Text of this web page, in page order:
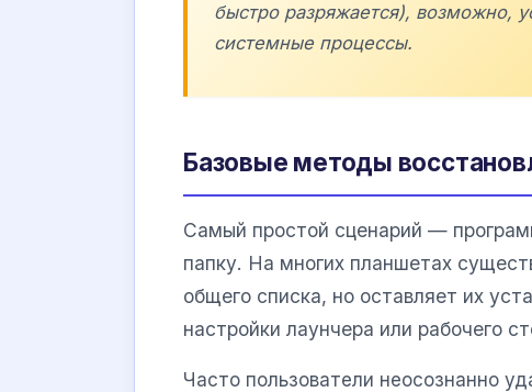
быстро разряжается), возможно,
системные процессы.
Базовые методы
Самый простой сценарий —
папку. На многих планшетах
общего списка, но оставляет их
настройки лаунчера или рабочего
Часто пользователи неосознанно